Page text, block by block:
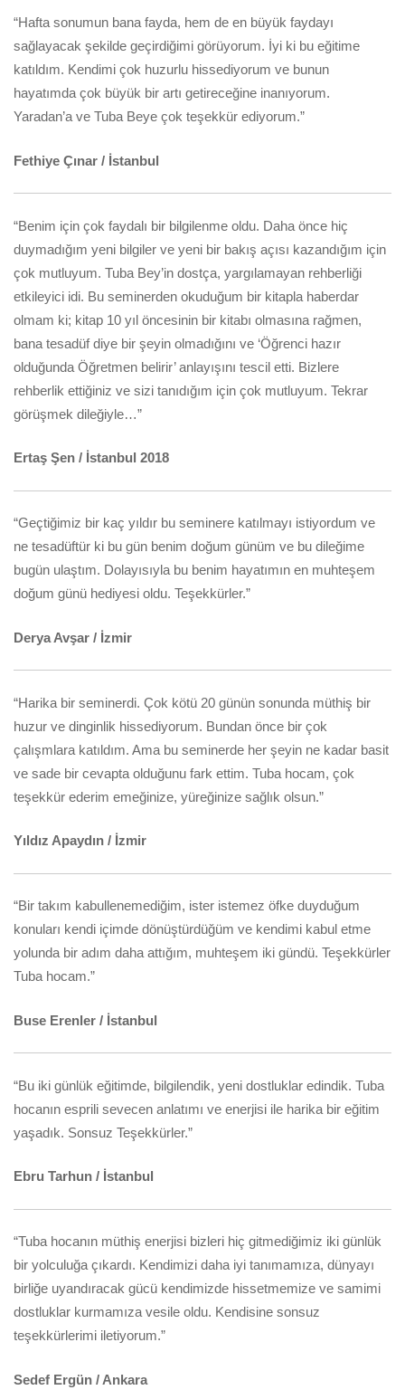
“Hafta sonumun bana fayda, hem de en büyük faydayı
sağlayacak şekilde geçirdiğimi görüyorum. İyi ki bu eğitime
katıldım. Kendimi çok huzurlu hissediyorum ve bunun
hayatımda çok büyük bir artı getireceğine inanıyorum.
Yaradan’a ve Tuba Beye çok teşekkür ediyorum.”
Fethiye Çınar / İstanbul
“Benim için çok faydalı bir bilgilenme oldu. Daha önce hiç
duymadığım yeni bilgiler ve yeni bir bakış açısı kazandığım için
çok mutluyum. Tuba Bey’in dostça, yargılamayan rehberliği
etkileyici idi. Bu seminerden okuduğum bir kitapla haberdar
olmam ki; kitap 10 yıl öncesinin bir kitabı olmasına rağmen,
bana tesadüf diye bir şeyin olmadığını ve ‘Öğrenci hazır
olduğunda Öğretmen belirir’ anlayışını tescil etti. Bizlere
rehberlik ettiğiniz ve sizi tanıdığım için çok mutluyum. Tekrar
görüşmek dileğiyle…”
Ertaş Şen / İstanbul 2018
“Geçtiğimiz bir kaç yıldır bu seminere katılmayı istiyordum ve
ne tesadüftür ki bu gün benim doğum günüm ve bu dileğime
bugün ulaştım. Dolayısıyla bu benim hayatımın en muhteşem
doğum günü hediyesi oldu. Teşekkürler.”
Derya Avşar / İzmir
“Harika bir seminerdi. Çok kötü 20 günün sonunda müthiş bir
huzur ve dinginlik hissediyorum. Bundan önce bir çok
çalışmlara katıldım. Ama bu seminerde her şeyin ne kadar basit
ve sade bir cevapta olduğunu fark ettim. Tuba hocam, çok
teşekkür ederim emeğinize, yüreğinize sağlık olsun.”
Yıldız Apaydın / İzmir
“Bir takım kabullenemediğim, ister istemez öfke duyduğum
konuları kendi içimde dönüştürdüğüm ve kendimi kabul etme
yolunda bir adım daha attığım, muhteşem iki gündü. Teşekkürler
Tuba hocam.”
Buse Erenler / İstanbul
“Bu iki günlük eğitimde, bilgilendik, yeni dostluklar edindik. Tuba
hocanın esprili sevecen anlatımı ve enerjisi ile harika bir eğitim
yaşadık. Sonsuz Teşekkürler.”
Ebru Tarhun / İstanbul
“Tuba hocanın müthiş enerjisi bizleri hiç gitmediğimiz iki günlük
bir yolculuğa çıkardı. Kendimizi daha iyi tanımamıza, dünyayı
birliğe uyandıracak gücü kendimizde hissetmemize ve samimi
dostluklar kurmamıza vesile oldu. Kendisine sonsuz
teşekkürlerimi iletiyorum.”
Sedef Ergün / Ankara